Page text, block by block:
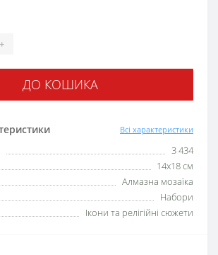
Всі характеристики
3 434
14x18 см
Алмазна мозаїка
Набори
Ікони та релігійні сюжети
+
ДО КОШИКА